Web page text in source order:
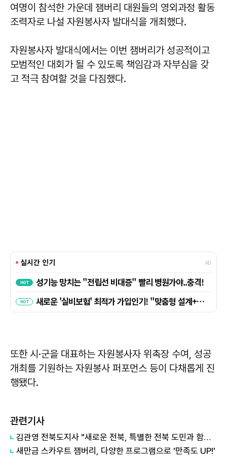
여명이 참석한 가운데 잼버리 대원들의 영외과정 활동
조력자로 나설 자원봉사자 발대식을 개최했다.
자원봉사자 발대식에서는 이번 잼버리가 성공적이고
모범적인 대회가 될 수 있도록 책임감과 자부심을 갖
고 적극 참여할 것을 다짐했다.
또한 시·군을 대표하는 자원봉사자 위촉장 수여, 성공
개최를 기원하는 자원봉사 퍼포먼스 등이 다채롭게 진
행됐다.
관련기사
김관영 전북도지사 "새로운 전북, 특별한 전북 도민과 함께 꼭 만들 것"
새만금 스카우트 잼버리, 다양한 프로그램으로 '만족도 UP!'